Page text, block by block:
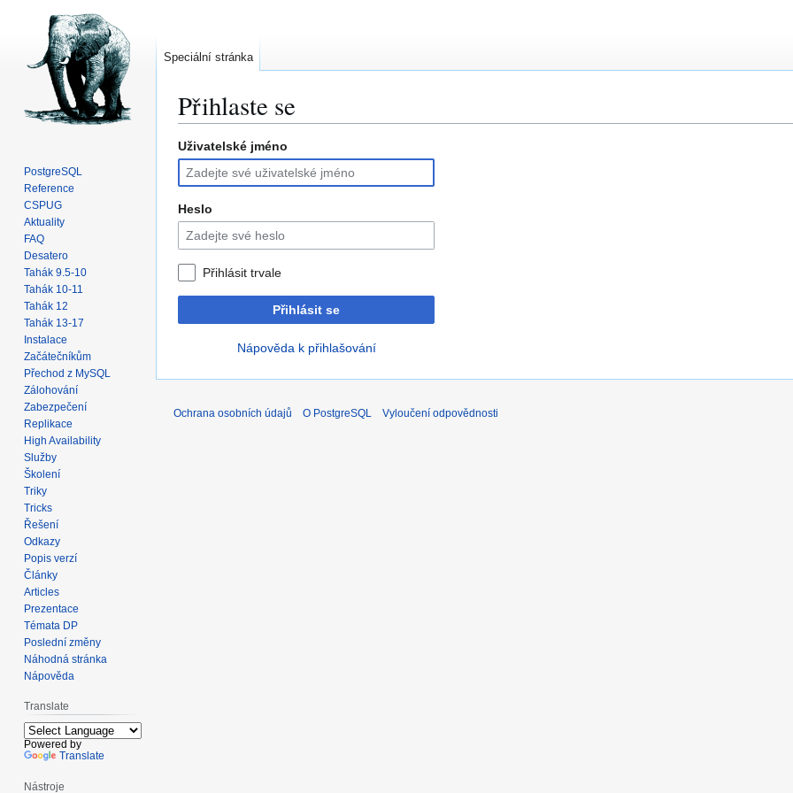
Přihlaste se
Skočit
na
navigaci
Skočit
na
vyhledávání
Uživatelské jméno
Heslo
Přihlásit trvale
Přihlásit se
Nápověda k přihlašování
Speciální stránka
PostgreSQL
Reference
CSPUG
Aktuality
FAQ
Desatero
Tahák 9.5-10
Tahák 10-11
Tahák 12
Tahák 13-17
Instalace
Začátečníkům
Přechod z MySQL
Zálohování
Zabezpečení
Replikace
High Availability
Služby
Školení
Triky
Tricks
Řešení
Odkazy
Popis verzí
Články
Articles
Prezentace
Témata DP
Poslední změny
Náhodná stránka
Nápověda
Translate
Powered by
Translate
Nástroje
Ochrana osobních údajů O PostgreSQL Vyloučení odpovědnosti